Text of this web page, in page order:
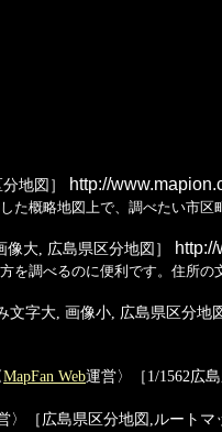
地図］ http://
た概略地図上で、調べたい市
大, 広島県区分地図］
調べるのに便利です。住所の
文字大, 画像小, 広島県区分地図
MapFan Web運営〉［1/1562広島
〉［広島県区分地図,ルートマ